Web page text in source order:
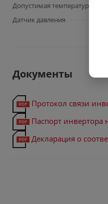
Допустимая температура
Датчик давления
Документы
Протокол связи
Паспорт инвертора
Декларация о